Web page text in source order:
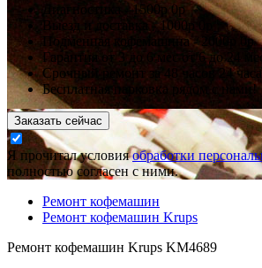
Диагностика -1500р0р
Выезд и доставка - 1000р
Подменная кофемашина - 2000р
0р
Гарантия
от 3 до 6 месот 6 до 24
Срочный ремонт за48 часов
24 часа
Бесплатная парковка рядом с нами!
Заказать сейчас
Я прочитал условияобработки
полностью согласен с ними.
Ремонт кофемашин
Ремонт кофемашин Krups
Ремонт кофемашин Krups KM4689